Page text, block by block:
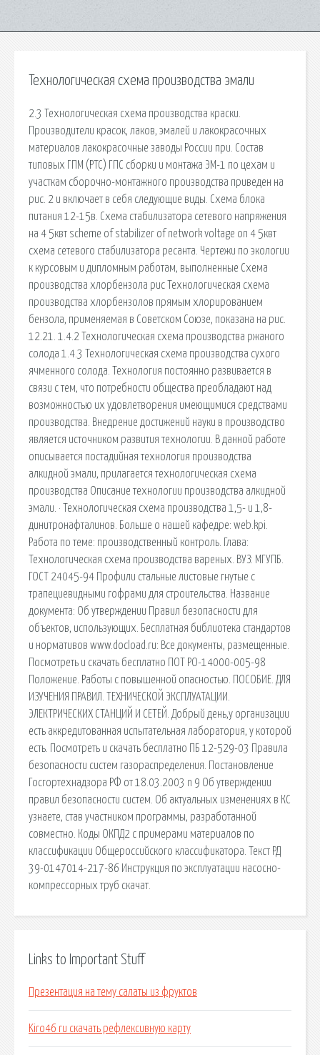
Технологическая схема производства эмали
2.3 Технологическая схема производства краски.
Производители красок, лаков, эмалей и лакокрасочных
материалов лакокрасочные заводы России при. Состав
типовых ГПМ (РТС) ГПС сборки и монтажа ЭМ-1 по цехам и
участкам сборочно-монтажного производства приведен на
рис. 2 и включает в себя следующие виды. Схема блока
питания 12-15в. Схема стабилизатора сетевого напряжения
на 4 5квт scheme of stabilizer of network voltage on 4 5квт
схема сетевого стабилизатора ресанта. Чертежи по экологии
к курсовым и дипломным работам, выполненные Схема
производства хлорбензола рис Технологическая схема
производства хлорбензолов прямым хлорированием
бензола, применяемая в Советском Союзе, показана на рис.
12.21. 1.4.2 Технологическая схема производства ржаного
солода 1.4.3 Технологическая схема производства сухого
ячменного солода. Технология постоянно развивается в
связи с тем, что потребности общества преобладают над
возможностью их удовлетворения имеющимися средствами
производства. Внедрение достижений науки в производство
является источником развития технологии. В данной работе
описывается постадийная технология производства
алкидной эмали, прилагается технологическая схема
производства Описание технологии производства алкидной
эмали. · Технологическая схема производства 1,5- и 1,8-
динитронафталинов. Больше о нашей кафедре: web.kpi.
Работа по теме: производственный контроль. Глава:
Технологическая схема производства вареных. ВУЗ: МГУПБ.
ГОСТ 24045-94 Профили стальные листовые гнутые с
трапециевидными гофрами для строительства. Название
документа: Об утверждении Правил безопасности для
объектов, использующих. Бесплатная библиотека стандартов
и нормативов www.docload.ru: Все документы, размещенные.
Посмотреть и скачать бесплатно ПОТ РО-14000-005-98
Положение. Работы с повышенной опасностью. ПОСОБИЕ. ДЛЯ
ИЗУЧЕНИЯ ПРАВИЛ. ТЕХНИЧЕСКОЙ ЭКСПЛУАТАЦИИ.
ЭЛЕКТРИЧЕСКИХ СТАНЦИЙ И СЕТЕЙ. Добрый день,у организации
есть аккредитованная испытательная лаборатория, у которой
есть. Посмотреть и скачать бесплатно ПБ 12-529-03 Правила
безопасности систем газораспределения. Постановление
Госгортехнадзора РФ от 18.03.2003 n 9 Об утверждении
правил безопасности систем. Об актуальных изменениях в КС
узнаете, став участником программы, разработанной
совместно. Коды ОКПД2 с примерами материалов по
классификации Общероссийского классификатора. Текст РД
39-0147014-217-86 Инструкция по эксплуатации насосно-
компрессорных труб скачат.
Links to Important Stuff
Презентация на тему салаты из фруктов
Kiro46 ru скачать рефлексивную карту